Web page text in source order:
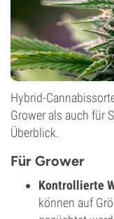
Hybrid-
Grower als auch für
Überblick.
Für Grower
Kontrollierte
können auf